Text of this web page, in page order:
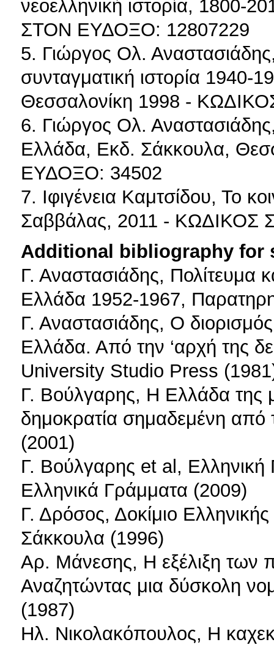
νεοελληνική ιστορία, 1800-
ΣΤΟΝ ΕΥΔΟΞΟ: 12807229
5. Γιώργος Ολ.
συνταγματική ιστορία
Θεσσαλονίκη 1998 -
6. Γιώργος Ολ.
Ελλάδα, Εκδ. Σάκκουλα,
ΕΥΔΟΞΟ: 34502
7. Ιφιγένεια Καμτσίδου, Το
Σαββάλας, 2011 -
Additional bibliography for
Γ. Αναστασιάδης, Πολίτευμα
Ελλάδα 1952-1967,
Γ. Αναστασιάδης, Ο
Ελλάδα. Από την ‘αρχή της
University Studio Press
Γ. Βούλγαρης, Η Ελλάδα της
δημοκρατία σημαδεμένη από
(2001)
Γ. Βούλγαρης et al, Ελληνική
Ελληνικά Γράμματα (2009)
Γ. Δρόσος, Δοκίμιο
Σάκκουλα (1996)
Αρ. Μάνεσης, Η εξέλιξη των
Αναζητώντας μια δύσκολη
(1987)
Ηλ. Νικολακόπουλος, Η